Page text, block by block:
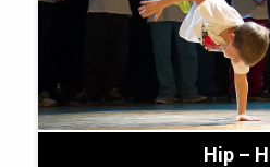
Hip –